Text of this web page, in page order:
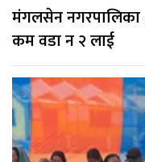
मंगलसेन नगरपालिका
कम वडा न २ लाई